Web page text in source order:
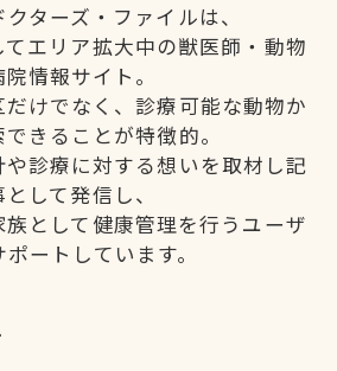
ターズ・ファイルは、
エリア拡大中の獣医師・動物
院情報サイト。
けでなく、診療可能な動物か
きることが特徴的。
診療に対する想いを取材し記
として発信し、
として健康管理を行うユーザ
ートしています。